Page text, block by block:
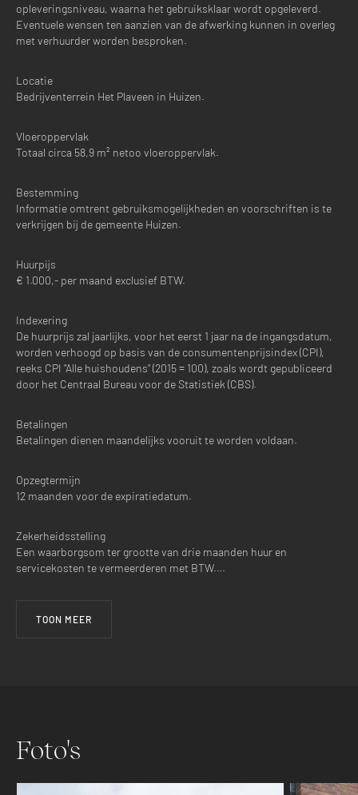
opleveringsniveau, waarna het gebruiksklaar wordt opgeleverd.
Eventuele wensen ten aanzien van de afwerking kunnen in overleg
met verhuurder worden besproken.
Locatie
Bedrijventerrein Het Plaveen in Huizen.
Vloeroppervlak
Totaal circa 58,9 m² netoo vloeroppervlak.
Bestemming
Informatie omtrent gebruiksmogelijkheden en voorschriften is te
verkrijgen bij de gemeente Huizen.
Huurpijs
€ 1.000,- per maand exclusief BTW.
Indexering
De huurprijs zal jaarlijks, voor het eerst 1 jaar na de ingangsdatum,
worden verhoogd op basis van de consumentenprijsindex (CPI),
reeks CPI "Alle huishoudens" (2015 = 100), zoals wordt gepubliceerd
door het Centraal Bureau voor de Statistiek (CBS).
Betalingen
Betalingen dienen maandelijks vooruit te worden voldaan.
Opzegtermijn
12 maanden voor de expiratiedatum.
Zekerheidsstelling
Een waarborgsom ter grootte van drie maanden huur en
servicekosten te vermeerderen met BTW.…
TOON MEER
Foto's